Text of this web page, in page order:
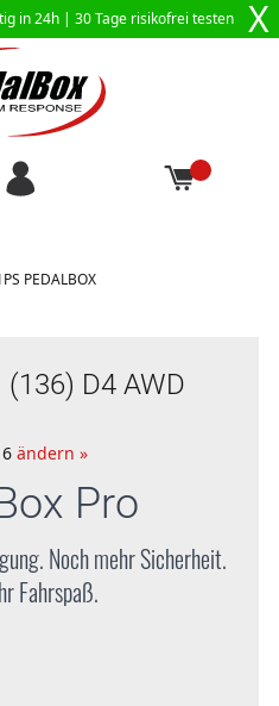
in 24h | 30 Tage risikofrei testen X
PEDALBOX
(136) D4 AWD
ändern »
Pro
Noch mehr Sicherheit.
Fahrspaß.